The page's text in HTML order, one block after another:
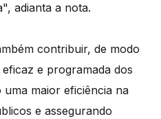
adianta a nota.
contribuir, de modo
e programada dos
maior eficiência na
e assegurando